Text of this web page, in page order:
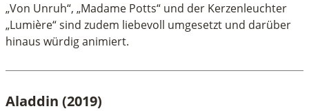
„Von Unruh“, „Madame Potts“ und der Kerzenleuchter
„Lumière“ sind zudem liebevoll umgesetzt und darüber
hinaus würdig animiert.
Aladdin (2019)